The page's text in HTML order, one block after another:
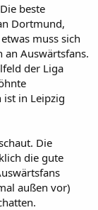
beste
Dortmund,
muss sich
an Auswärtsfans.
der Liga
in Leipzig
Die
die gute
außen vor)